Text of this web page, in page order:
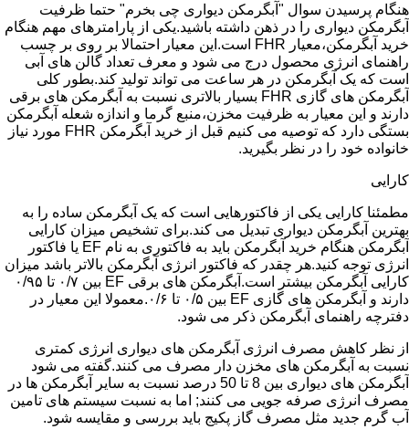
هنگام پرسیدن سوال "آبگرمکن دیواری چی بخرم" حتما ظرفیت
آبگرمکن دیواری را در ذهن داشته باشید.یکی از پارامترهای مهم هنگام
خرید آبگرمکن،معیار FHR است.این معیار احتمالا بر روی بر چسب
راهنمای انرژی محصول درج می شود و معرف تعداد گالن های آبی
است که یک آبگرمکن در هر ساعت می تواند تولید کند.بطور کلی
آبگرمکن های گازی FHR بسیار بالاتری نسبت به آبگرمکن های برقی
دارند و این معیار به ظرفیت مخزن،منبع گرما و اندازه شعله آبگرمکن
بستگی دارد که توصیه می کنیم قبل از خرید آبگرمکن FHR مورد نیاز
خانواده خود را در نظر بگیرید.
کارایی
مطمئنا کارایی یکی از فاکتورهایی است که یک آبگرمکن ساده را به
بهترین آبگرمکن دیواری تبدیل می کند.برای تشخیص میزان کارایی
آبگرمکن هنگام خرید آبگرمکن باید به فاکتوری به نام EF یا فاکتور
انرژی توجه کنید.هر چقدر که فاکتور انرژی آبگرمکن بالاتر باشد میزان
کارایی آبگرمکن بیشتر است.آبگرمکن های برقی EF بین ۰/۷ تا ۰/۹۵
دارند و آبگرمکن های گازی EF بین ۰/۵ تا ۰/۶.معمولا این معیار در
دفترچه راهنمای آبگرمکن ذکر می شود.
از نظر کاهش مصرف انرژی آبگرمکن های دیواری انرژی کمتری
نسبت به آبگرمکن های مخزن دار مصرف می کنند.گفته می شود
آبگرمکن های دیواری بین 8 تا 50 درصد نسبت به سایر آبگرمکن ها در
مصرف انرژی صرفه جویی می کنند; اما به نسبت سیستم های تامین
آب گرم جدید مثل مصرف گاز پکیج باید بررسی و مقایسه شود.